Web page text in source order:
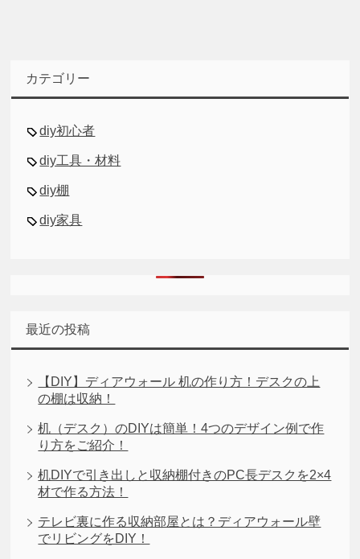
カテゴリー
diy初心者
diy工具・材料
diy棚
diy家具
最近の投稿
【DIY】ディアウォール 机の作り方！デスクの上
の棚は収納！
机（デスク）のDIYは簡単！4つのデザイン例で作
り方をご紹介！
机DIYで引き出しと収納棚付きのPC長デスクを2×4
材で作る方法！
テレビ裏に作る収納部屋とは？ディアウォール壁
でリビングをDIY！